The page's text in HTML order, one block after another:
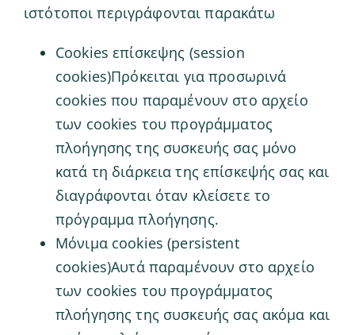
ιστότοποι περιγράφονται παρακάτω
Cookies επίσκεψης (session
cookies)Πρόκειται για προσωρινά
cookies που παραμένουν στο αρχείο
των cookies του προγράμματος
πλοήγησης της συσκευής σας μόνο
κατά τη διάρκεια της επίσκεψής σας και
διαγράφονται όταν κλείσετε το
πρόγραμμα πλοήγησης.
Μόνιμα cookies (persistent
cookies)Αυτά παραμένουν στο αρχείο
των cookies του προγράμματος
πλοήγησης της συσκευής σας ακόμα και